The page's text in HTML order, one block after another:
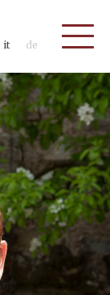
it de